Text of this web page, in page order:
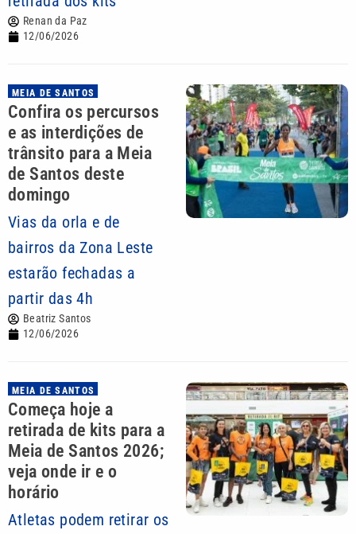
Renan da Paz
12/06/2026
MEIA DE SANTOS
Confira os percursos
e as interdições de
trânsito para a Meia
de Santos deste
domingo
Vias da orla e de
bairros da Zona Leste
estarão fechadas a
partir das 4h
Beatriz Santos
12/06/2026
MEIA DE SANTOS
Começa hoje a
retirada de kits para a
Meia de Santos 2026;
veja onde ir e o
horário
Atletas podem retirar os